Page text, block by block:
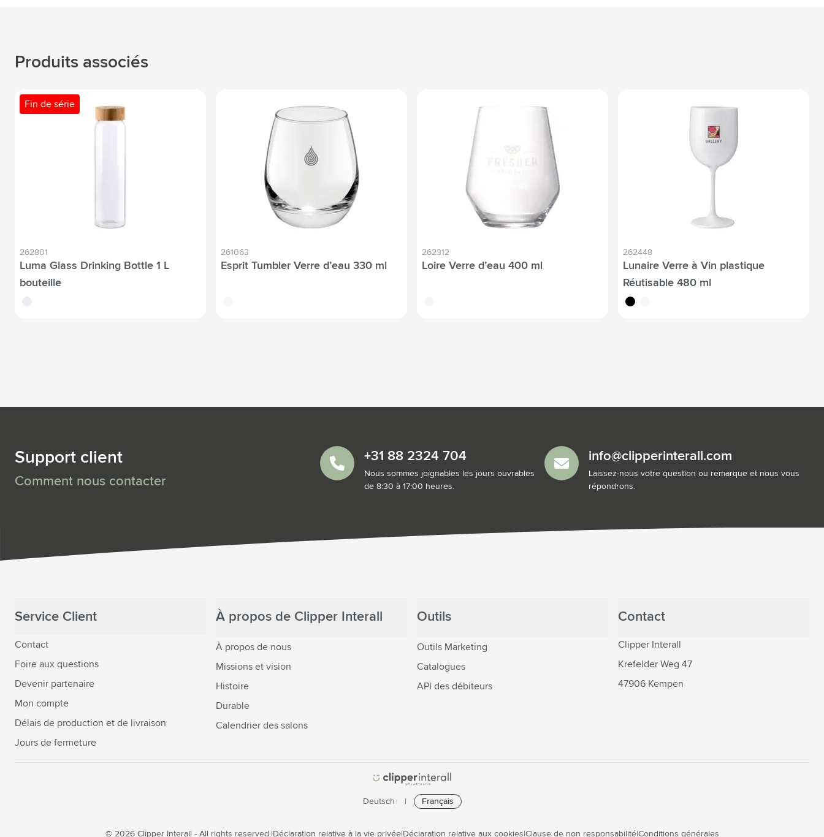
Produits associés
Fin de série
262801
Luma Glass Drinking Bottle 1 L
bouteille
261063
Esprit Tumbler Verre d’eau 330 ml
262312
Loire Verre d’eau 400 ml
262448
Lunaire Verre à Vin plastique
Réutisable 480 ml
noir
Support client
Comment nous contacter
+31 88 2324 704
Nous sommes joignables les jours ouvrables
de 8:30 à 17:00 heures.
info@clipperinterall.com
Laissez-nous votre question ou remarque et nous vous
répondrons.
Service Client
Contact
Foire aux questions
Devenir partenaire
Mon compte
Délais de production et de livraison
Jours de fermeture
À propos de Clipper Interall
À propos de nous
Missions et vision
Histoire
Durable
Calendrier des salons
Outils
Outils Marketing
Catalogues
API des débiteurs
Contact
Clipper Interall
Krefelder Weg 47
47906 Kempen
Deutsch Français
© 2026 Clipper Interall - All rights reserved. Déclaration relative à la vie privée Déclaration relative aux cookies Clause de non responsabilité Conditions générales